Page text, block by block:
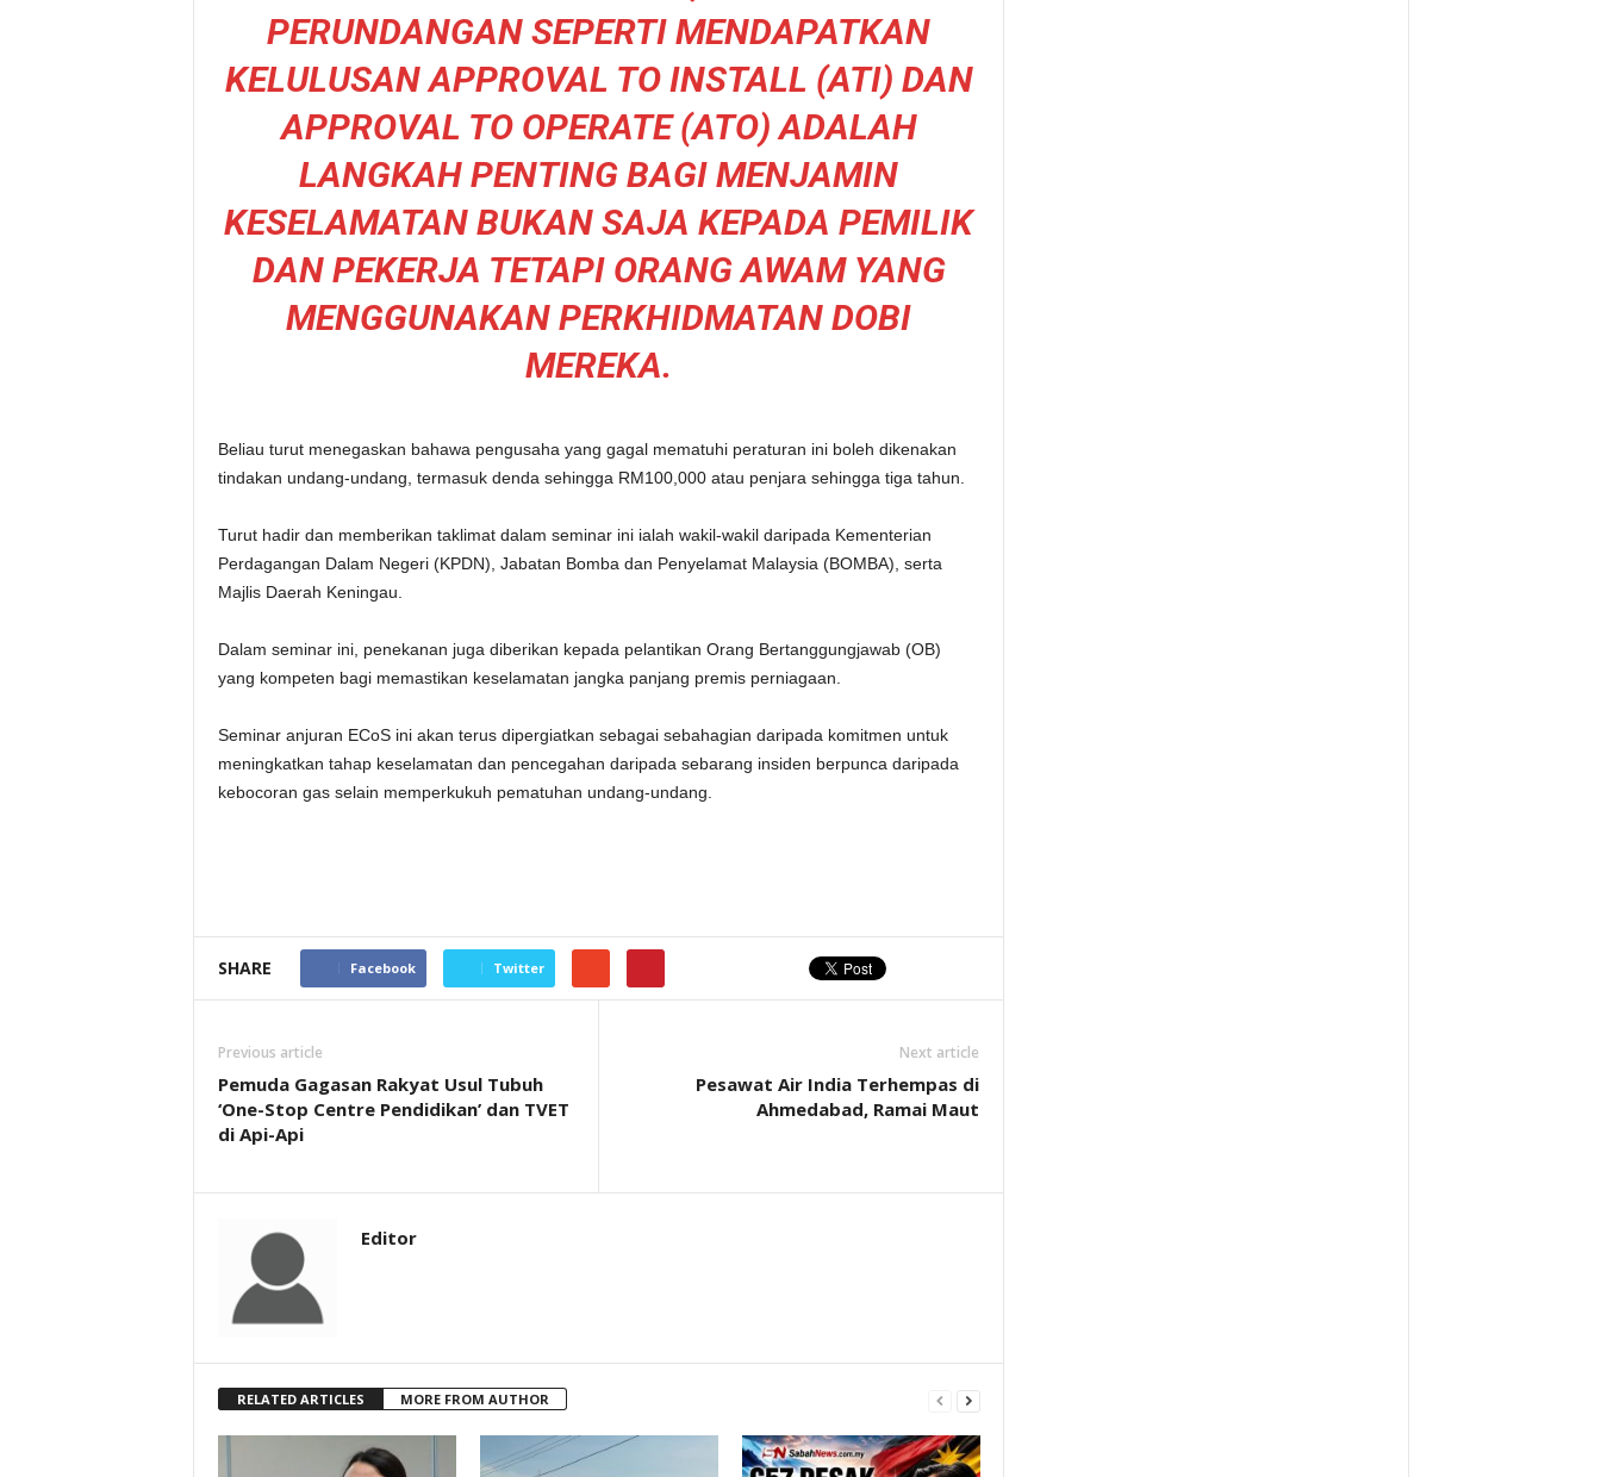
PERUNDANGAN SEPERTI MENDAPATKAN
KELULUSAN APPROVAL TO INSTALL (ATI) DAN
APPROVAL TO OPERATE (ATO) ADALAH
LANGKAH PENTING BAGI MENJAMIN
KESELAMATAN BUKAN SAJA KEPADA PEMILIK
DAN PEKERJA TETAPI ORANG AWAM YANG
MENGGUNAKAN PERKHIDMATAN DOBI
MEREKA.
Beliau turut menegaskan bahawa pengusaha yang gagal mematuhi peraturan ini boleh dikenakan
tindakan undang-undang, termasuk denda sehingga RM100,000 atau penjara sehingga tiga tahun.
Turut hadir dan memberikan taklimat dalam seminar ini ialah wakil-wakil daripada Kementerian
Perdagangan Dalam Negeri (KPDN), Jabatan Bomba dan Penyelamat Malaysia (BOMBA), serta
Majlis Daerah Keningau.
Dalam seminar ini, penekanan juga diberikan kepada pelantikan Orang Bertanggungjawab (OB)
yang kompeten bagi memastikan keselamatan jangka panjang premis perniagaan.
Seminar anjuran ECoS ini akan terus dipergiatkan sebagai sebahagian daripada komitmen untuk
meningkatkan tahap keselamatan dan pencegahan daripada sebarang insiden berpunca daripada
kebocoran gas selain memperkukuh pematuhan undang-undang.
SHARE Facebook Twitter
Previous article
Pemuda Gagasan Rakyat Usul Tubuh
‘One-Stop Centre Pendidikan’ dan TVET
di Api-Api
Next article
Pesawat Air India Terhempas di
Ahmedabad, Ramai Maut
Editor
RELATED ARTICLES MORE FROM AUTHOR